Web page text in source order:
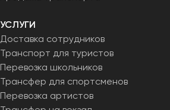
УСЛУГИ
Доставка сотрудников
Транспорт для туристов
Перевозка школьников
Трансфер для спортсменов
Перевозка артистов